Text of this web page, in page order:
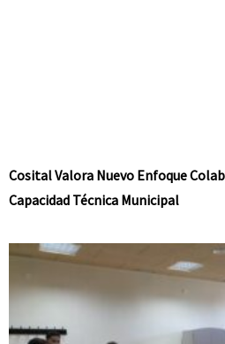
Cosital Valora Nuevo Enfoque
Capacidad Técnica Municipal